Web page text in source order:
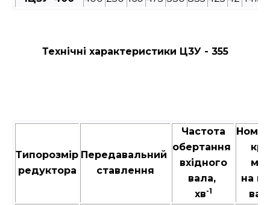
Технічні характеристики Ц3У - 355
Типорозмір
редуктора
Передавальний
ставлення
Частота
обертання
вхідного
вала,
хв-1
на